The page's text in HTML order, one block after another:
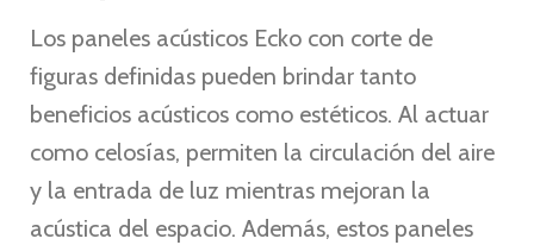
Los paneles acústicos Ecko con corte de
figuras definidas pueden brindar tanto
beneficios acústicos como estéticos. Al actuar
como celosías, permiten la circulación del aire
y la entrada de luz mientras mejoran la
acústica del espacio. Además, estos paneles